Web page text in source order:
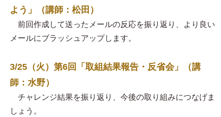
よう」（講師：松田）
前回作成して送ったメールの反応を振り返り、より良い
メールにブラッシュアップします。
3/25（火）第6回「取組結果報告・反省会」（講
師：水野）
チャレンジ結果を振り返り、今後の取り組みにつなげま
しょう。